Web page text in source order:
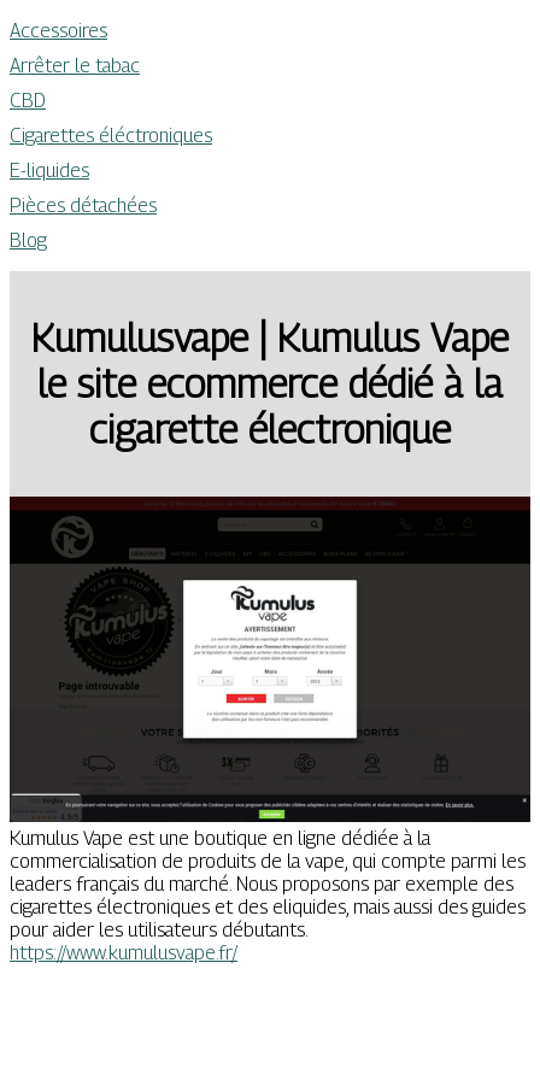
Accessoires
Arrêter le tabac
CBD
Cigarettes éléctroniques
E-liquides
Pièces détachées
Blog
Kumulusvape | Kumulus Vape
le site ecommerce dédié à la
cigarette électroni­que
Kumulus Vape est une boutique en ligne dédiée à la
commercialisation de produits de la vape, qui compte parmi les
leaders français du marché. Nous proposons par exemple des
cigarettes électroniques et des eliquides, mais aussi des guides
pour aider les utilisateurs débutants.
https://www.kumulusvape.fr/